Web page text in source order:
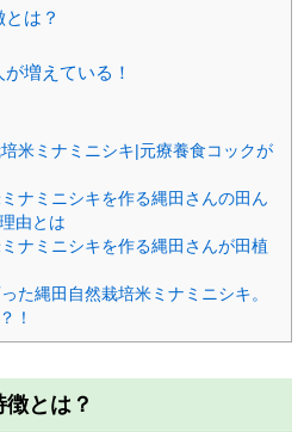
は？
増えている！
米ミナミニシキ|元療養食コックが
ナミニシキを作る縄田さんの田ん
由とは
ナミニシキを作る縄田さんが田植
た縄田自然栽培米ミナミニシキ。
！
とは？